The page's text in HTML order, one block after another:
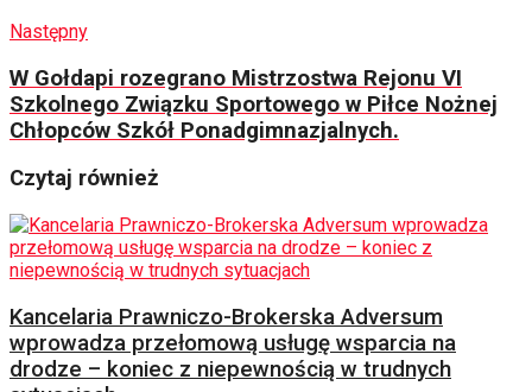
Następny
W Gołdapi rozegrano Mistrzostwa Rejonu VI
Szkolnego Związku Sportowego w Piłce Nożnej
Chłopców Szkół Ponadgimnazjalnych.
Czytaj również
Kancelaria Prawniczo-Brokerska Adversum
wprowadza przełomową usługę wsparcia na
drodze – koniec z niepewnością w trudnych